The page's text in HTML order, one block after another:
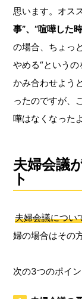
思います。オス
事”、“喧嘩した
の場合、ちょっ
やめる“という
かみ合わせよう
ったのですが、
嘩はなくなった
夫婦会議
ト
夫婦会議につい
婦の場合はその
次の3つのポイ